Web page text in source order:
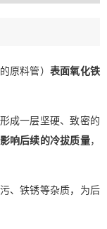
料管） 表面氧化铁
成一层坚硬、致密的
影响后续的冷拔质量，
、铁锈等杂质，为后